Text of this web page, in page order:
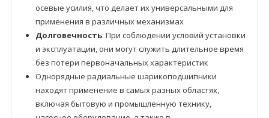
осевые усилия, что делает их универсальными для
применения в различных механизмах
Долговечность: При соблюдении условий установки
и эксплуатации, они могут служить длительное время
без потери первоначальных характеристик
Однорядные радиальные шарикоподшипники
находят применение в самых разных областях,
включая бытовую и промышленную технику,